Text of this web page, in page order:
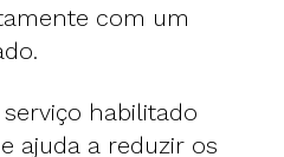
com um
habilitado
ajuda a reduzir os